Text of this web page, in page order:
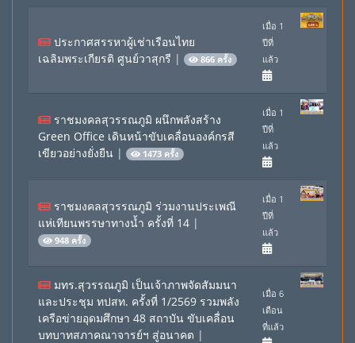
ประกาศสรรหาผู้เช่าเรือนไทย
เฉลิมพระเกียรติ ศูนย์วาสุกรี | 866 ครั้ง
เมื่อ 1
ปีที่
แล้ว
ราชมงคลสุวรรณภูมิ ผนึกพลังสร้าง
Green Office เดินหน้าขับเคลื่อนองค์กรสี
เขียวอย่างยั่งยืน | 1473 ครั้ง
เมื่อ 1
ปีที่
แล้ว
ราชมงคลสุวรรณภูมิ ร่วมงานประเพณี
แห่เทียนพรรษาทางน้ำ ครั้งที่ 14 |
948 ครั้ง
เมื่อ 1
ปีที่
แล้ว
มทร.สุวรรณภูมิ เป็นเจ้าภาพจัดสัมมนา
และประชุม ทปสท. ครั้งที่ 1/2569 รวมพลัง
เครือข่ายอุดมศึกษา 48 สถาบัน ขับเคลื่อน
บทบาทสภาคณาจารย์ฯ สู่อนาคต |
เมื่อ 6
เดือน
ที่แล้ว